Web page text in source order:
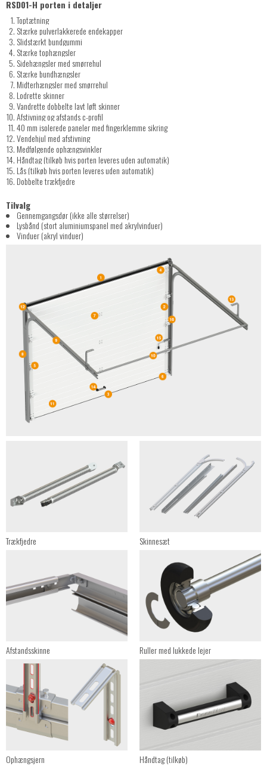
RSD01-H porten i detaljer
Toptætning
Stærke pulverlakkerede endekapper
Slidstærkt bundgummi
Stærke tophængsler
Sidehængsler med smørrehul
Stærke bundhængsler
Midterhængsler med smørrehul
Lodrette skinner
Vandrette dobbelte lavt løft skinner
Afstivning og afstands c-profil
40 mm isolerede paneler med fingerklemme sikring
Vendehjul med afstivning
Medfølgende ophængsvinkler
Håndtag (tilkøb hvis porten leveres uden automatik)
Lås (tilkøb hvis porten leveres uden automatik)
Dobbelte trækfjedre
Tilvalg
Gennemgangsdør (ikke alle størrelser)
Lysbånd (stort aluminiumspanel med akrylvinduer)
Vinduer (akryl vinduer)
Trækfjedre Skinnesæt
Afstandsskinne Ruller med lukkede lejer
Ophængsjern Håndtag (tilkøb)